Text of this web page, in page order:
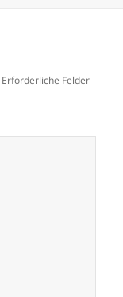
Erforderliche Felder